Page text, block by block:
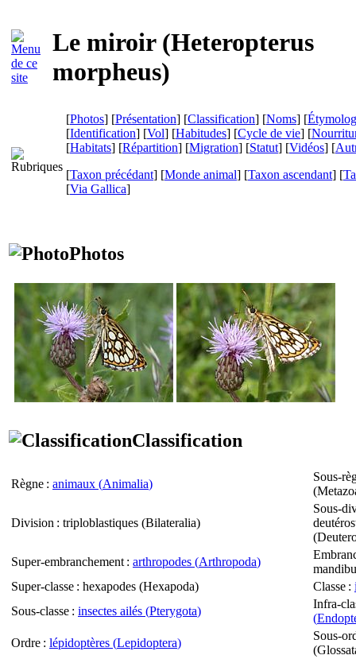
Le miroir (Heteropterus
morpheus)
[Photos] [Présentation] [Classification] [Noms] [
[Identification] [Vol] [Habitudes] [Cycle de vie] [
[Habitats] [Répartition] [Migration] [Statut] [Vidéos] [
[Taxon précédant] [Monde animal] [Taxon ascendant] [
[Via Gallica]
Photos
Classification
Règne : animaux (Animalia)
Sous-
(
Division : triploblastiques (Bilateralia)
Sous-
(
Super-embranchement : arthropodes (Arthropoda)
Super-classe : hexapodes (Hexapoda) Classe :
Sous-classe : insectes ailés (Pterygota)
Infra-
(
Ordre : lépidoptères (Lepidoptera)
Sous-
(